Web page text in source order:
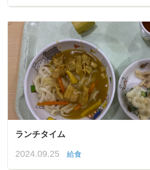
ランチタイム
2024.09.25 給食